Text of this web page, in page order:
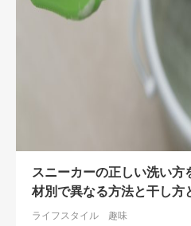
スニーカーの正しい洗い方
材別で異なる方法と干し方
ライフスタイル 趣味